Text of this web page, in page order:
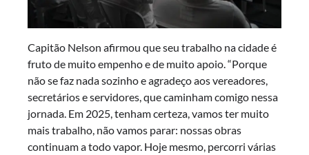
Capitão Nelson afirmou que seu trabalho na cidade é
fruto de muito empenho e de muito apoio. “Porque
não se faz nada sozinho e agradeço aos vereadores,
secretários e servidores, que caminham comigo nessa
jornada. Em 2025, tenham certeza, vamos ter muito
mais trabalho, não vamos parar: nossas obras
continuam a todo vapor. Hoje mesmo, percorri várias